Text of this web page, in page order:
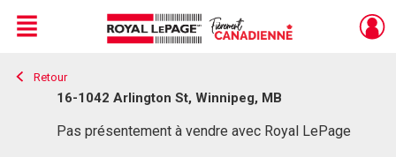
Live
En Direct
Menu
Retour
16-1042 Arlington St, Winnipeg, MB
Pas présentement à vendre avec Royal LePage